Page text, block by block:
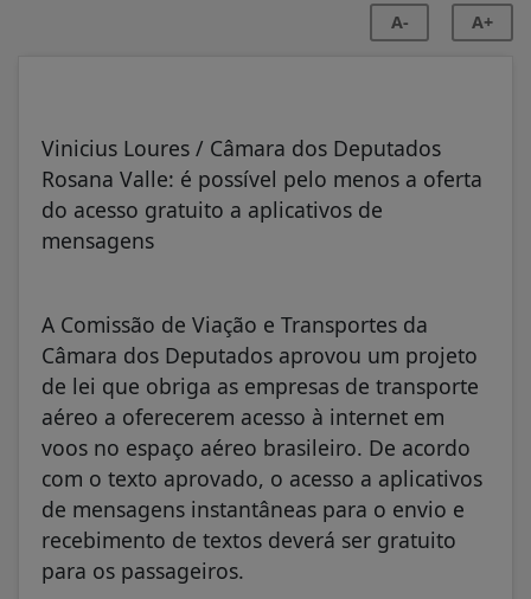
A- A+
Vinicius Loures / Câmara dos Deputados
Rosana Valle: é possível pelo menos a oferta
do acesso gratuito a aplicativos de
mensagens
A Comissão de Viação e Transportes da
Câmara dos Deputados aprovou um projeto
de lei que obriga as empresas de transporte
aéreo a oferecerem acesso à internet em
voos no espaço aéreo brasileiro. De acordo
com o texto aprovado, o acesso a aplicativos
de mensagens instantâneas para o envio e
recebimento de textos deverá ser gratuito
para os passageiros.